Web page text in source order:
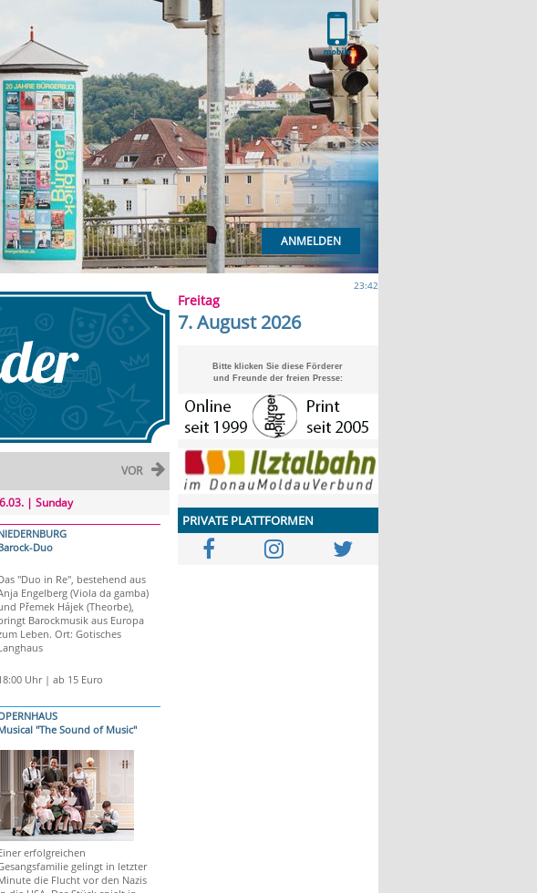
ANMELDEN
VOR
| Sunday
Duo
"Duo in Re", bestehend aus
Engelberg (Viola da gamba)
Přemek Hájek (Theorbe),
Barockmusik aus Europa
Leben. Ort: Gotisches
Uhr | ab 15 Euro
"The Sound of Music"
erfolgreichen
gelingt in letzter
die Flucht vor den Nazis
23:42
Freitag
7. August 2026
Bitte klicken Sie diese Förderer
und Freunde der freien Presse:
PRIVATE PLATTFORMEN